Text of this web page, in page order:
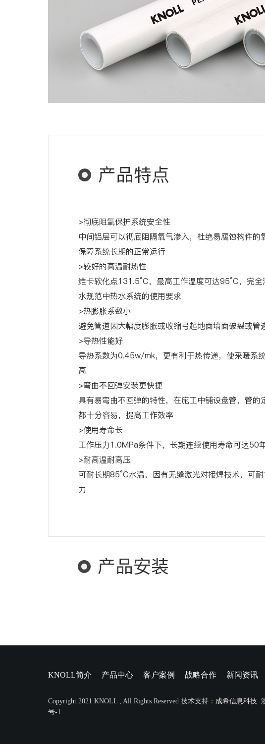
产品特点
>彻底阻氧保护系统安全性
中间铝层可以彻底阻隔氧气渗入，杜绝易腐蚀构件的
保障系统长期的正常运行
>较好的高温耐热性
维卡软化点131.5°C，最高工作温度可达95°C，完
水规范中热水系统的使用要求
>热膨胀系数小
避免管道因大幅度膨胀或收缩弓起地面墙面破裂或管
>导热性能好
导热系数为0.45w/mk，更有利于热传递，使采暖系
高
>弯曲不回弹安装更快捷
具有易弯曲不回弹的特性，在施工中铺设盘管，管的
都十分容易，提高工作效率
>使用寿命长
工作压力1.0MPa条件下，长期连续使用寿命可达50
>耐高温耐高压
可耐长期85°C水温，因有无缝激光对接焊技术，可
力
产品安装
KNOLL简介 产品中心 客户案例 战略合作 新闻资讯
Copyright 2021 KNOLL , All Rights Reserved 技术支持： 成希信息科技
号-1